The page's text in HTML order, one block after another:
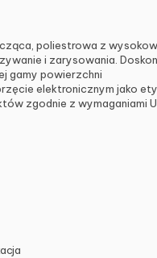
poliestrowa z
i zarysowania.
gamy powierzchni
elektronicznym jako
zgodnie z wymaganiami